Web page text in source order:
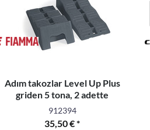
Adım takozlar Level Up Plus
griden 5 tona, 2 adette
912394
35,50 € *